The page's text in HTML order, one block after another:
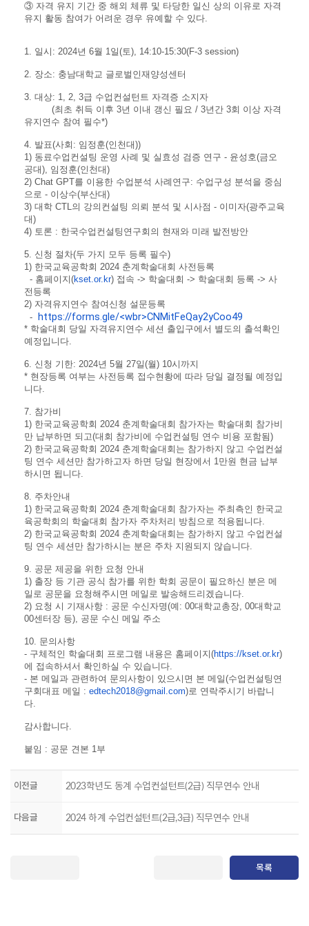
③ 자격 유지 기간 중 해외 체류 및 타당한 일신 상의 이유로 자격
유지 활동 참여가 어려운 경우 유예할 수 있다.
1. 일시: 2024년 6월 1일(토), 14:10-15:30(F-3 session)
2. 장소: 충남대학교 글로벌인재양성센터
3. 대상: 1, 2, 3급 수업컨설턴트 자격증 소지자
(최초 취득 이후 3년 이내 갱신 필요 / 3년간 3회 이상 자격
유지연수 참여 필수*)
4. 발표(사회: 임정훈(인천대))
1) 동료수업컨설팅 운영 사례 및 실효성 검증 연구 - 윤성호(금오
공대), 임정훈(인천대)
2) Chat GPT를 이용한 수업분석 사례연구: 수업구성 분석을 중심
으로 - 이상수(부산대)
3) 대학 CTL의 강의컨설팅 의뢰 분석 및 시사점 - 이미자(광주교육
대)
4) 토론 : 한국수업컨설팅연구회의 현재와 미래 발전방안
5. 신청 절차(두 가지 모두 등록 필수)
1) 한국교육공학회 2024 춘계학술대회 사전등록
- 홈페이지(kset.or.kr) 접속 -> 학술대회 -> 학술대회 등록 -> 사
전등록
2) 자격유지연수 참여신청 설문등록
- https://forms.gle/<wbr>CNMitFeQay2yCoo49
* 학술대회 당일 자격유지연수 세션 출입구에서 별도의 출석확인
예정입니다.
6. 신청 기한: 2024년 5월 27일(월) 10시까지
* 현장등록 여부는 사전등록 접수현황에 따라 당일 결정될 예정입
니다.
7. 참가비
1) 한국교육공학회 2024 춘계학술대회 참가자는 학술대회 참가비
만 납부하면 되고(대회 참가비에 수업컨설팅 연수 비용 포함됨)
2) 한국교육공학회 2024 춘계학술대회는 참가하지 않고 수업컨설
팅 연수 세션만 참가하고자 하면 당일 현장에서 1만원 현금 납부
하시면 됩니다.
8. 주차안내
1) 한국교육공학회 2024 춘계학술대회 참가자는 주최측인 한국교
육공학회의 학술대회 참가자 주차처리 방침으로 적용됩니다.
2) 한국교육공학회 2024 춘계학술대회는 참가하지 않고 수업컨설
팅 연수 세션만 참가하시는 분은 주차 지원되지 않습니다.
9. 공문 제공을 위한 요청 안내
1) 출장 등 기관 공식 참가를 위한 학회 공문이 필요하신 분은 메
일로 공문을 요청해주시면 메일로 발송해드리겠습니다.
2) 요청 시 기재사항 : 공문 수신자명(예: 00대학교총장, 00대학교
00센터장 등), 공문 수신 메일 주소
10. 문의사항
- 구체적인 학술대회 프로그램 내용은 홈페이지(https://kset.or.kr)
에 접속하셔서 확인하실 수 있습니다.
- 본 메일과 관련하여 문의사항이 있으시면 본 메일(수업컨설팅연
구회대표 메일 : edtech2018@gmail.com)로 연락주시기 바랍니
다.
감사합니다.
붙임 : 공문 견본 1부
이전글 2023학년도 동계 수업컨설턴트(2급) 직무연수 안내
다음글 2024 하계 수업컨설턴트(2급,3급) 직무연수 안내
목록